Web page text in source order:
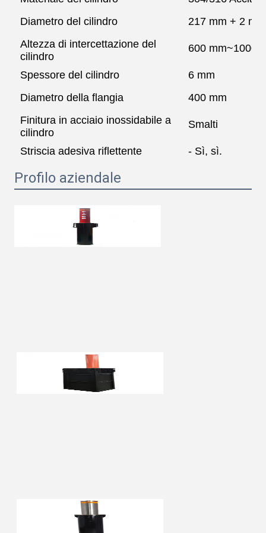
Diametro del cilindro
217 mm + 2 mm
Altezza di intercettazione del
cilindro
600 mm~1000
Spessore del cilindro
6 mm
Diametro della flangia
400 mm
Finitura in acciaio inossidabile a
cilindro
Smalti
Striscia adesiva riflettente - Sì, sì.
Profilo aziendale